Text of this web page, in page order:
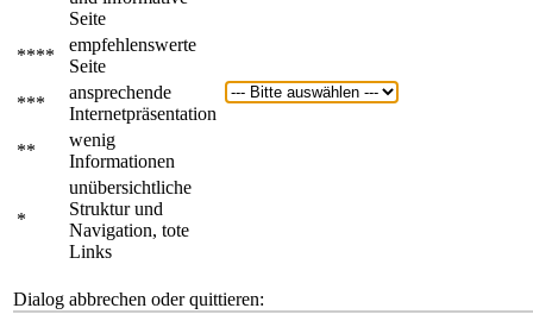
Seite
****
empfehlenswerte
Seite
***
ansprechende
Internetpräsentation
**
wenig
Informationen
*
unübersichtliche
Struktur und
Navigation, tote
Links
Dialog abbrechen oder quittieren: